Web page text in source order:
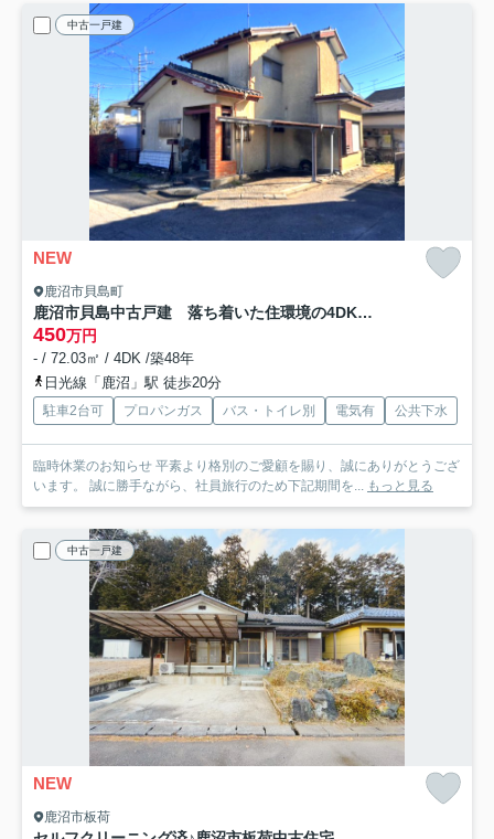
中古一戸建
NEW
鹿沼市貝島町
鹿沼市貝島中古戸建 落ち着いた住環境の4DK戸建
450万円
- / 72.03㎡ / 4DK /築48年
日光線「鹿沼」駅 徒歩20分
駐車2台可 プロパンガス バス・トイレ別 電気有 公共下水
臨時休業のお知らせ 平素より格別のご愛顧を賜り、誠にありがとうござ
います。 誠に勝手ながら、社員旅行のため下記期間を... もっと見る
中古一戸建
NEW
鹿沼市板荷